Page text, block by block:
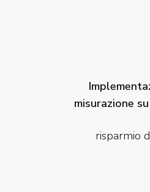
misurazione
risparmio